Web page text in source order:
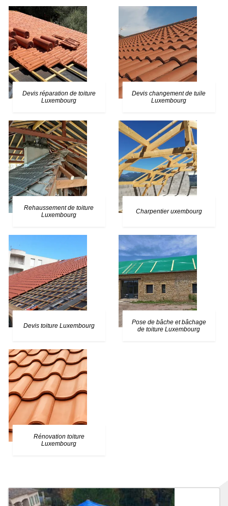
Devis réparation de toiture
Luxembourg
Devis changement de tuile
Luxembourg
Rehaussement de toiture
Luxembourg
Charpentier uxembourg
Devis toiture Luxembourg
Pose de bâche et bâchage
de toiture Luxembourg
Rénovation toiture
Luxembourg